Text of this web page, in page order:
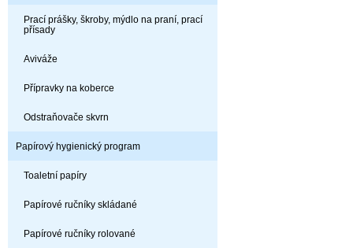
Prací prášky, škroby, mýdlo na praní, prací
přísady
Aviváže
Přípravky na koberce
Odstraňovače skvrn
Papírový hygienický program
Toaletní papíry
Papírové ručníky skládané
Papírové ručníky rolované